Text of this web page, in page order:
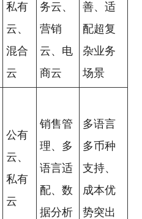
私有
云、
混合
云
务云、
营销
云、电
商云
善、适
配超复
杂业务
场景
公有
云、
私有
云
销售管
理、多
语言适
配、数
据分析
多语言
多币种
支持、
成本优
势突出